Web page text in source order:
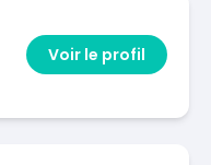
Voir le profil